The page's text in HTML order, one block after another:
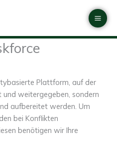
Plattform, auf der
weitergegeben, sondern
aufbereitet werden. Um
bei Konflikten
benötigen wir Ihre